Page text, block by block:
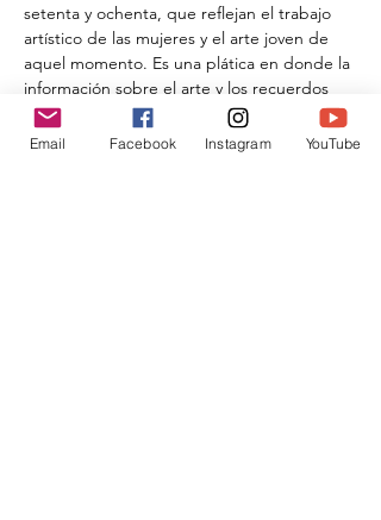
setenta y ochenta, que reflejan el trabajo
artístico de las mujeres y el arte joven de
aquel momento. Es una plática en donde la
información sobre el arte y los recuerdos
personales, confluyen.
Email Facebook Instagram YouTube